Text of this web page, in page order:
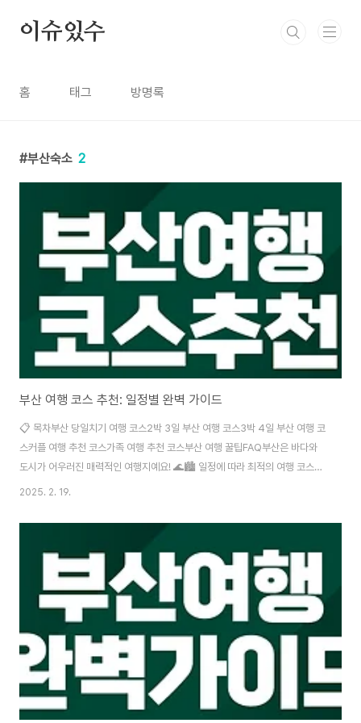
이슈있수
홈 태그 방명록
부산숙소 2
부산 여행 코스 추천: 일정별 완벽 가이드
📋 목차부산 당일치기 여행 코스2박 3일 부산 여행 코스3박 4일 부산 여행 코
스커플 여행 추천 코스가족 여행 추천 코스부산 여행 꿀팁FAQ부산은 바다와
도시가 어우러진 매력적인 여행지예요! 🌊🏙️ 일정에 따라 최적의 여행 코스를
추천해 드릴게요. 당일치기부터 3박 4일까지, 여행 스타일에 맞춰 알차게 즐겨
코스부산을 하루 만에 알차게 즐기고 싶다면 핵심 관광지를 중심으로 코스를
알록달록한 벽화마을에서 인증샷 📸12:00자갈치시장싱싱한 해산물과 부산식
회 먹방 🦐14:00송도 해상케이블카부산 바다를 하늘에서 감상 🚠16:00광안
2025. 2. 19.